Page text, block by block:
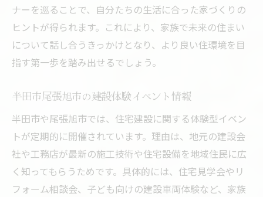
ナーを巡ることで、自分たちの生活に合った家づくりの
ヒントが得られます。これにより、家族で未来の住まい
について話し合うきっかけとなり、より良い住環境を目
指す第一歩を踏み出せるでしょう。
半田市尾張旭市の建設体験イベント情報
半田市や尾張旭市では、住宅建設に関する体験型イベン
トが定期的に開催されています。理由は、地元の建設会
社や工務店が最新の施工技術や住宅設備を地域住民に広
く知ってもらうためです。具体的には、住宅見学会やリ
フォーム相談会、子ども向けの建設車両体験など、家族